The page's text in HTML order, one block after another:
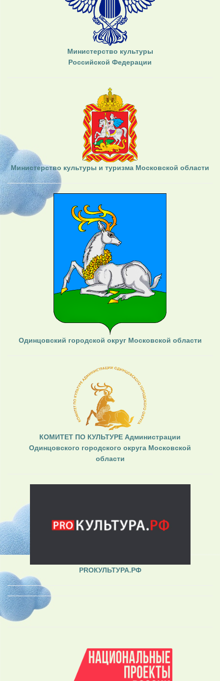
Министерство культуры
Российской Федерации
Министерство культуры и туризма Московской области
Одинцовский городской округ Московской области
КОМИТЕТ ПО КУЛЬТУРЕ Администрации
Одинцовского городского округа Московской
области
PROКУЛЬТУРА.РФ